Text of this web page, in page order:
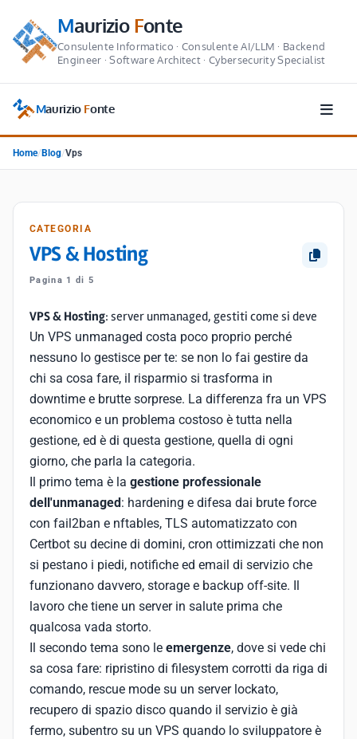
MaurizioFonte
Consulente Informatico · Consulente AI/LLM · Backend
Engineer · Software Architect · Cybersecurity Specialist
Maurizio Fonte
Home/ Blog/Vps
CATEGORIA
VPS & Hosting
Pagina 1 di 5
VPS & Hosting: server unmanaged, gestiti come si deve
Un VPS unmanaged costa poco proprio perché
nessuno lo gestisce per te: se non lo fai gestire da
chi sa cosa fare, il risparmio si trasforma in
downtime e brutte sorprese. La differenza fra un VPS
economico e un problema costoso è tutta nella
gestione, ed è di questa gestione, quella di ogni
giorno, che parla la categoria.
Il primo tema è la gestione professionale
dell'unmanaged: hardening e difesa dai brute force
con fail2ban e nftables, TLS automatizzato con
Certbot su decine di domini, cron ottimizzati che non
si pestano i piedi, notifiche ed email di servizio che
funzionano davvero, storage e backup off-site. Il
lavoro che tiene un server in salute prima che
qualcosa vada storto.
Il secondo tema sono le emergenze, dove si vede chi
sa cosa fare: ripristino di filesystem corrotti da riga di
comando, rescue mode su un server lockato,
recupero di spazio disco quando il servizio è già
fermo, subentro su un VPS quando lo sviluppatore è